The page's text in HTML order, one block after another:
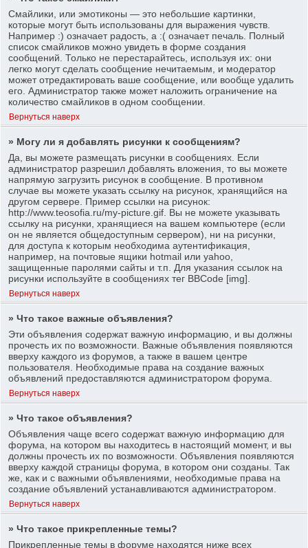
Смайлики, или эмотиконы — это небольшие картинки,
которые могут быть использованы для выражения чувств.
Например :) означает радость, а :( означает печаль. Полный
список смайликов можно увидеть в форме создания
сообщений. Только не перестарайтесь, используя их: они
легко могут сделать сообщение нечитаемым, и модератор
может отредактировать ваше сообщение, или вообще удалить
его. Администратор также может наложить ограничение на
количество смайликов в одном сообщении.
Вернуться наверх
» Могу ли я добавлять рисунки к сообщениям?
Да, вы можете размещать рисунки в сообщениях. Если
администратор разрешил добавлять вложения, то вы можете
напрямую загрузить рисунок в сообщение. В противном
случае вы можете указать ссылку на рисунок, хранящийся на
другом сервере. Пример ссылки на рисунок:
http://www.teosofia.ru/my-picture.gif. Вы не можете указывать
ссылку на рисунки, хранящиеся на вашем компьютере (если
он не является общедоступным сервером), ни на рисунки,
для доступа к которым необходима аутентификация,
например, на почтовые ящики hotmail или yahoo,
защищенные паролями сайты и т.п. Для указания ссылок на
рисунки используйте в сообщениях тег BBCode [img].
Вернуться наверх
» Что такое важные объявления?
Эти объявления содержат важную информацию, и вы должны
прочесть их по возможности. Важные объявления появляются
вверху каждого из форумов, а также в вашем центре
пользователя. Необходимые права на создание важных
объявлений предоставляются администратором форума.
Вернуться наверх
» Что такое объявления?
Объявления чаще всего содержат важную информацию для
форума, на котором вы находитесь в настоящий момент, и вы
должны прочесть их по возможности. Объявления появляются
вверху каждой страницы форума, в котором они созданы. Так
же, как и с важными объявлениями, необходимые права на
создание объявлений устанавливаются администратором.
Вернуться наверх
» Что такое прикрепленные темы?
Прикрепленные темы в форуме находятся ниже всех